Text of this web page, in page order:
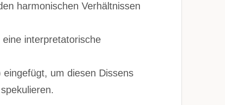
harmonischen Verhältnissen
interpretatorische
um diesen Dissens